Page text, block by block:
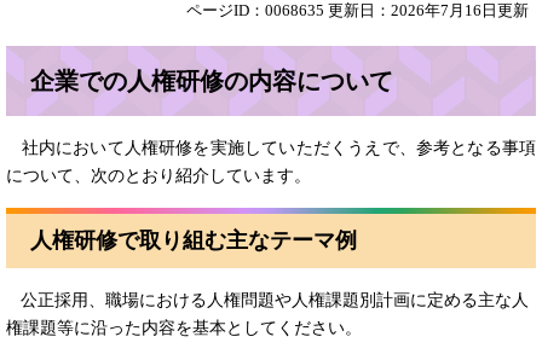
ページID：0068635 更新日：2026年7月16日更新
企業での人権研修の内容について
社内において人権研修を実施していただくうえで、参考となる事項
について、次のとおり紹介しています。
人権研修で取り組む主なテーマ例
公正採用、職場における人権問題や人権課題別計画に定める主な人
権課題等に沿った内容を基本としてください。